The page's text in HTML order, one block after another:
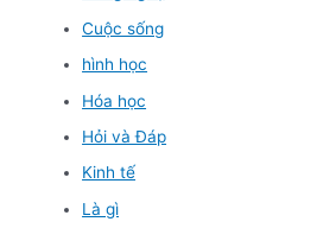
Cuộc sống
hình học
Hóa học
Hỏi và Đáp
Kinh tế
Là gì